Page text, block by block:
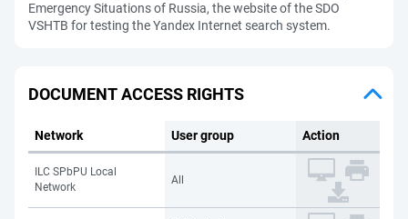
Emergency Situations of Russia, the website of the SDO
VSHTB for testing the Yandex Internet search system.
DOCUMENT ACCESS RIGHTS
Network User group Action
ILC SPbPU Local
Network
All